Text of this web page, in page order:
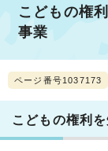
こどもの権
事業
ページ番号1037173
こどもの権利